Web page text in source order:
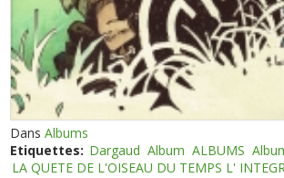
DansAlbums
Etiquettes: Dargaud Album ALBUMS
LA QUETE DE L'OISEAU DU TEMPS L'